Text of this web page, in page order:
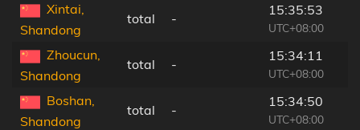
Xintai,
Shandong
total -
15:35:53
UTC+08:00
Zhoucun,
Shandong
total -
15:34:11
UTC+08:00
Boshan,
Shandong
total -
15:34:50
UTC+08:00